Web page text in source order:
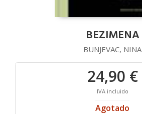
BEZIMENA
BUNJEVAC, NINA
24,90 €
IVA incluido
Agotado